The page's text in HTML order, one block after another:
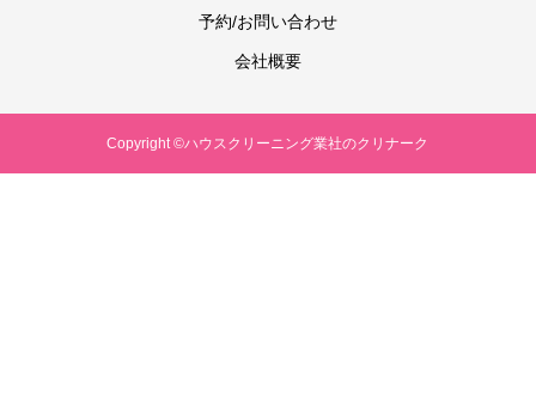
予約/お問い合わせ
会社概要
Copyright ©ハウスクリーニング業社のクリナーク